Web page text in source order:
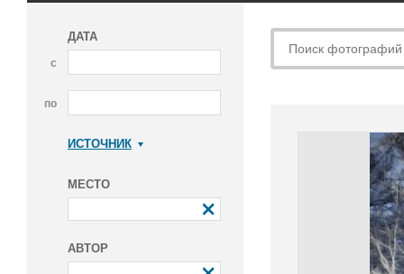
ДАТА
с
по
ИСТОЧНИК
МЕСТО
АВТОР